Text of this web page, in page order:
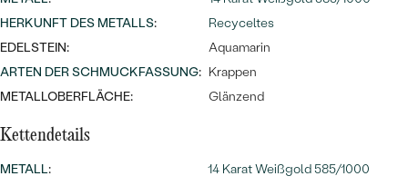
NACH ANLASS
NACH DER FARBE
NACH DER FORM
MASSGEFERTIGTER
Meistverkaufte
Ohrrinnge
ANSEHEN
Personalisierte
Meistverkaufte
Ringe
HERKUNFT DES METALLS:
Recyceltes
EDELSTEIN:
Aquamarin
ARTEN DER SCHMUCKFASSUNG: Krappen
METALLOBERFLÄCHE:
Glänzend
Kettendetails
METALL:
14 Karat Weißgold 585/1000